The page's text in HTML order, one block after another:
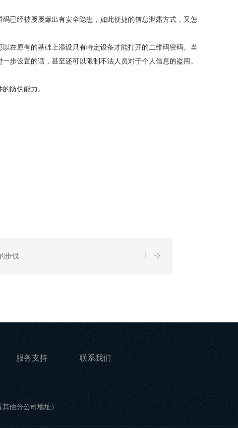
已经被屡屡爆出有安全隐患，如此便捷的信息泄露方式，又怎
在原有的基础上添设只有特定设备才能打开的二维码密码。当
步设置的话，甚至还可以限制不法人员对于个人信息的盗用。
防伪能力。
步伐
服务支持 联系我们
他分公司地址）